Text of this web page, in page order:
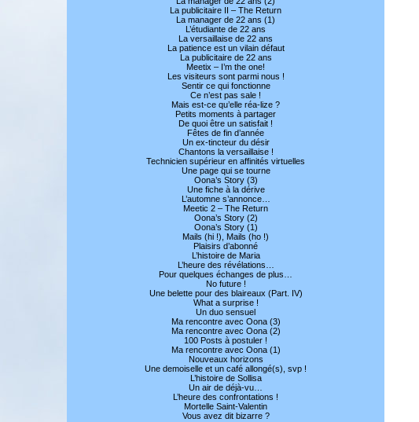
La publicitaire II – The Return
La manager de 22 ans (1)
L’étudiante de 22 ans
La versaillaise de 22 ans
La patience est un vilain défaut
La publicitaire de 22 ans
Meetix – I’m the one!
Les visiteurs sont parmi nous !
Sentir ce qui fonctionne
Ce n’est pas sale !
Mais est-ce qu’elle réa-lize ?
Petits moments à partager
De quoi être un satisfait !
Fêtes de fin d’année
Un ex-tincteur du désir
Chantons la versaillaise !
Technicien supérieur en affinités virtuelles
Une page qui se tourne
Oona’s Story (3)
Une fiche à la dérive
L’automne s’annonce…
Meetic 2 – The Return
Oona’s Story (2)
Oona’s Story (1)
Mails (hi !), Mails (ho !)
Plaisirs d’abonné
L’histoire de Maria
L’heure des révélations…
Pour quelques échanges de plus…
No future !
Une belette pour des blaireaux (Part. IV)
What a surprise !
Un duo sensuel
Ma rencontre avec Oona (3)
Ma rencontre avec Oona (2)
100 Posts à postuler !
Ma rencontre avec Oona (1)
Nouveaux horizons
Une demoiselle et un café allongé(s), svp !
L’histoire de Sollisa
Un air de déjà-vu…
L’heure des confrontations !
Mortelle Saint-Valentin
Vous avez dit bizarre ?